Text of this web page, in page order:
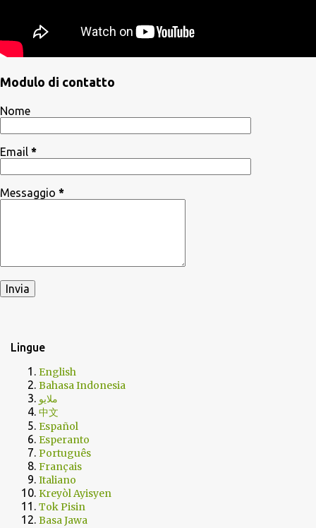
Modulo di contatto
Nome
Email *
Messaggio *
Lingue
English
Bahasa Indonesia
ملايو
中文
Español
Esperanto
Português
Français
Italiano
Kreyòl Ayisyen
Tok Pisin
Basa Jawa